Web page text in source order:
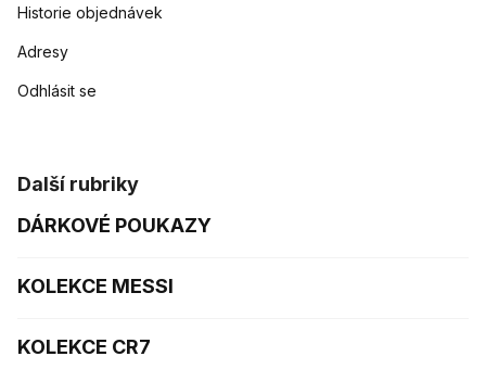
Historie objednávek
Adresy
Odhlásit se
Další rubriky
DÁRKOVÉ POUKAZY
KOLEKCE MESSI
KOLEKCE CR7